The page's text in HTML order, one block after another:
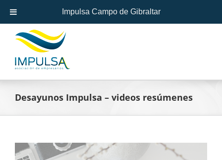
Impulsa Campo de Gibraltar
content
Desayunos Impulsa – videos resúmenes
View
Larger